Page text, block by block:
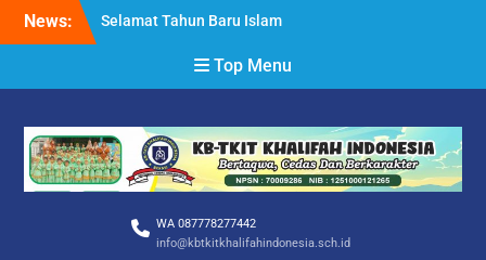
News:
Selamat Tahun Baru Islam
Selamat Hari Raya Idul
Adha 1447 H
SISWA/I TKIT KHALIFAH
INDONESIA
Top Menu
WA 087778277442
info@kbtkitkhalifahindonesia.sch.id